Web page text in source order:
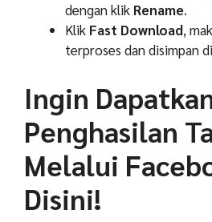
dengan klik Rename.
Klik Fast Download,
terproses dan disimpan
Ingin
Penghasilan
Melalui
Disini!